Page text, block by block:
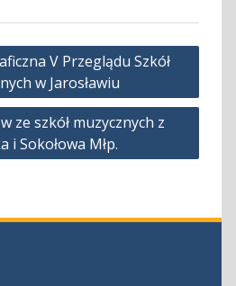
V Przeglądu Szkół
w Jarosławiu
ze szkół muzycznych z
i Sokołowa Młp.